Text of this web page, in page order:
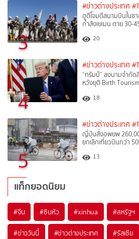
3
#ข่าวต่างประเทศ
ฮูตีโจมตีสนามบินในซา
กำลังเยเมน ตาย 30-
20
4
#ข่าวต่างประเทศ
“ทรัมป์” ลงนามจำกั
หวังยุติ Birth Tourism
18
5
#ข่าวต่างประเทศ
ญี่ปุ่นสั่งอพยพ
ยกเลิกเที่ยวบินกว่า
13
แท็กยอดนิยม
#จีน #ซินหัว #xinhua #สหรัฐฯ
#ข่าววันนี้ #ข่าวต่างประเทศ #รัสเซีย